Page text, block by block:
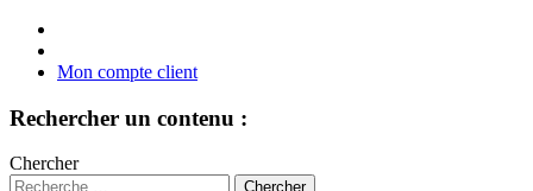
Mon compte client
Rechercher un contenu :
Chercher